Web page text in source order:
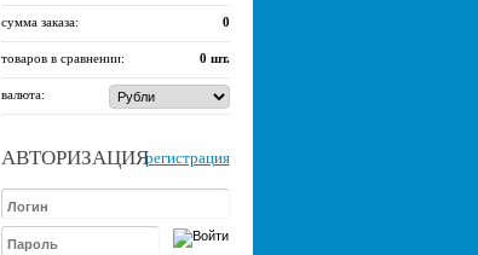
сумма заказа: 0
товаров в сравнении: 0 шт.
валюта:
АВТОРИЗАЦИЯрегистрация